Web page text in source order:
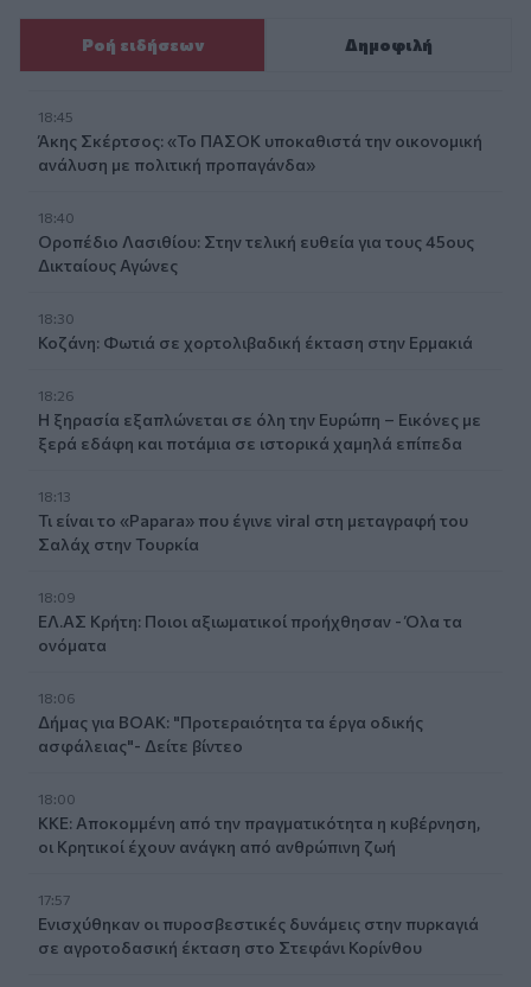
Ροή ειδήσεων Δημοφιλή
18:45
Άκης Σκέρτσος: «Το ΠΑΣΟΚ υποκαθιστά την οικονομική
ανάλυση με πολιτική προπαγάνδα»
18:40
Οροπέδιο Λασιθίου: Στην τελική ευθεία για τους 45ους
Δικταίους Αγώνες
18:30
Κοζάνη: Φωτιά σε χορτολιβαδική έκταση στην Ερμακιά
18:26
Η ξηρασία εξαπλώνεται σε όλη την Ευρώπη – Εικόνες με
ξερά εδάφη και ποτάμια σε ιστορικά χαμηλά επίπεδα
18:13
Τι είναι το «Papara» που έγινε viral στη μεταγραφή του
Σαλάχ στην Τουρκία
18:09
ΕΛ.ΑΣ Κρήτη: Ποιοι αξιωματικοί προήχθησαν - Όλα τα
ονόματα
18:06
Δήμας για ΒΟΑΚ: "Προτεραιότητα τα έργα οδικής
ασφάλειας"- Δείτε βίντεο
18:00
ΚΚΕ: Αποκομμένη από την πραγματικότητα η κυβέρνηση,
οι Κρητικοί έχουν ανάγκη από ανθρώπινη ζωή
17:57
Ενισχύθηκαν οι πυροσβεστικές δυνάμεις στην πυρκαγιά
σε αγροτοδασική έκταση στο Στεφάνι Κορίνθου